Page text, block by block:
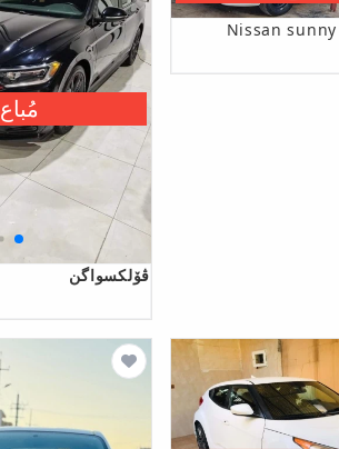
Nissan
ڤۆلکسواگن
مُباع